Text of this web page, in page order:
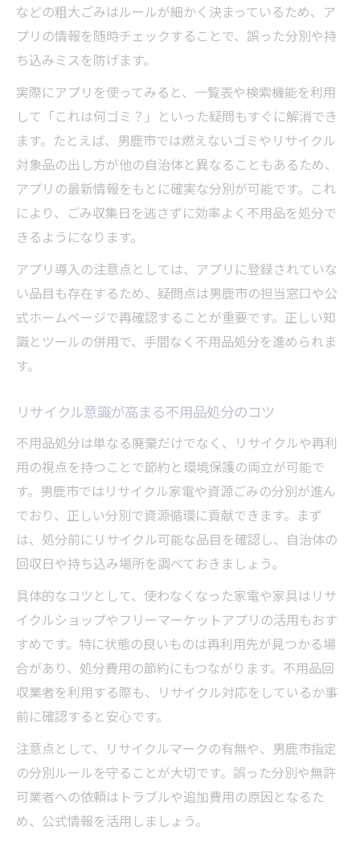
などの粗大ごみはルールが細かく決まっているため、ア
プリの情報を随時チェックすることで、誤った分別や持
ち込みミスを防げます。
実際にアプリを使ってみると、一覧表や検索機能を利用
して「これは何ゴミ？」といった疑問もすぐに解消でき
ます。たとえば、男鹿市では燃えないゴミやリサイクル
対象品の出し方が他の自治体と異なることもあるため、
アプリの最新情報をもとに確実な分別が可能です。これ
により、ごみ収集日を逃さずに効率よく不用品を処分で
きるようになります。
アプリ導入の注意点としては、アプリに登録されていな
い品目も存在するため、疑問点は男鹿市の担当窓口や公
式ホームページで再確認することが重要です。正しい知
識とツールの併用で、手間なく不用品処分を進められま
す。
リサイクル意識が高まる不用品処分のコツ
不用品処分は単なる廃棄だけでなく、リサイクルや再利
用の視点を持つことで節約と環境保護の両立が可能で
す。男鹿市ではリサイクル家電や資源ごみの分別が進ん
でおり、正しい分別で資源循環に貢献できます。まず
は、処分前にリサイクル可能な品目を確認し、自治体の
回収日や持ち込み場所を調べておきましょう。
具体的なコツとして、使わなくなった家電や家具はリサ
イクルショップやフリーマーケットアプリの活用もおす
すめです。特に状態の良いものは再利用先が見つかる場
合があり、処分費用の節約にもつながります。不用品回
収業者を利用する際も、リサイクル対応をしているか事
前に確認すると安心です。
注意点として、リサイクルマークの有無や、男鹿市指定
の分別ルールを守ることが大切です。誤った分別や無許
可業者への依頼はトラブルや追加費用の原因となるた
め、公式情報を活用しましょう。